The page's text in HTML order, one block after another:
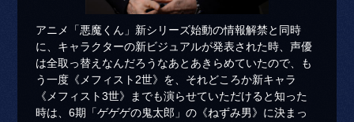
アニメ「悪魔くん」新シリーズ始動の情報解禁と同時
に、キャラクターの新ビジュアルが発表された時、声優
は全取っ替えなんだろうなあとあきらめていたので、も
う一度《メフィスト2世》を、それどころか新キャラ
《メフィスト3世》までも演らせていただけると知った
時は、6期「ゲゲゲの鬼太郎」の《ねずみ男》に決まっ